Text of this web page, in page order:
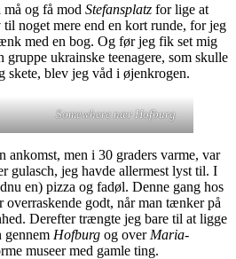
og få mod Stefansplatz for lige at
til noget mere end en kort runde, for jeg
med en bog. Og før jeg fik set mig
gruppe ukrainske teenagere, som skulle
skete, blev jeg våd i øjenkrogen.
Somewhere nær Hofburg
ankomst, men i 30 graders varme, var
gulasch, jeg havde allermest lyst til. I
en) pizza og fadøl. Denne gang hos
overraskende godt, når man tænker på
Derefter trængte jeg bare til at ligge
gennem Hofburg og over Maria-
museer med gamle ting.